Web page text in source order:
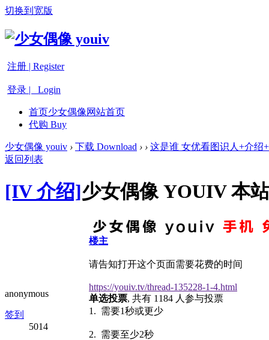
切换到宽版
注册 | Register
登录 | Login
首页少女偶像网站首页
代购 Buy
少女偶像 youiv › 下载 Download › › 这是谁 女优看图识人+介绍
返回列表
[IV 介绍]少女偶像 YOUIV 本
anonymous
签到
5014
楼主
请告知打开这个页面需要花费的时间
https://youiv.tv/thread-135228-1-4.html
单选投票, 共有 1184 人参与投票
1. 需要1秒或更少
2. 需要至少2秒